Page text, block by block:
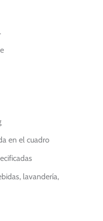
en el cuadro
lavandería,